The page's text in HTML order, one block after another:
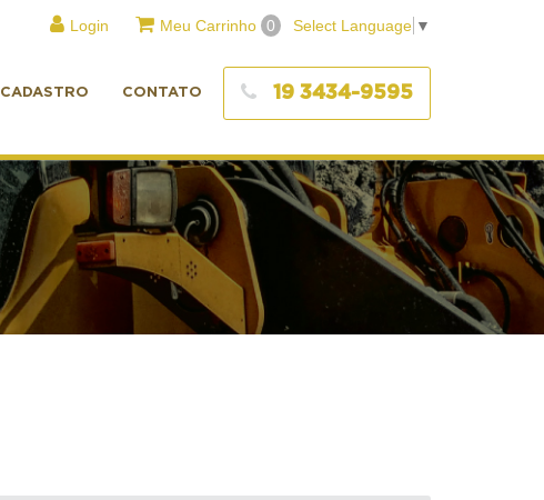
Login Meu Carrinho 0 Select Language ▼
CADASTRO CONTATO 19 3434-9595